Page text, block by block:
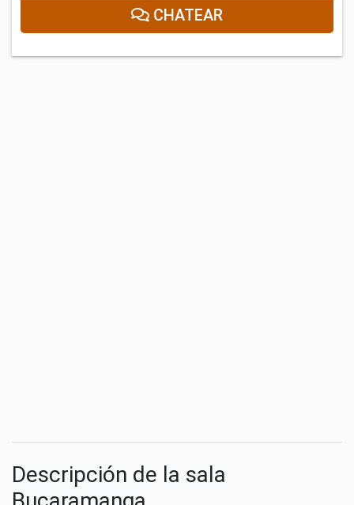
CHATEAR
Descripción de la sala